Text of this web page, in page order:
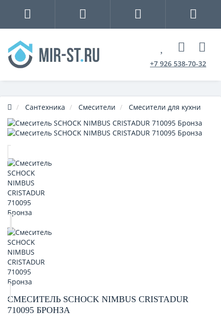
+7 926 538-70-32
Сантехника Смесители Смесители для кухни
СМЕСИТЕЛЬ SCHOCK NIMBUS CRISTADUR
710095 БРОНЗА